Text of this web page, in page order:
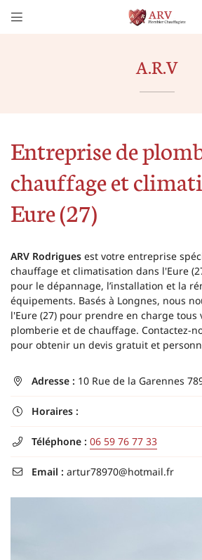

 Adresse email de réception
 Recopier le code ci-contre
Rafraîchir le captcha
En cochant cette case, vous consentez à recevoir nos
l'adresse email indiqué ci-dessus. Vous pouvez vous
A.R.V
Entreprise de
chauffage et
Eure (27)
ARV Rodrigues est votre entreprise
chauffage et climatisation dans l'Eure
pour le dépannage, l’installation et la
équipements. Basés à Longnes, nous
l'Eure (27) pour prendre en charge tous
plomberie et de chauffage. Contactez-
pour obtenir un devis gratuit et
 Adresse : 10 Rue de la Garennes
 Horaires :
 Téléphone : 06 59 76 77 33
 Email : artur78970@hotmail.fr